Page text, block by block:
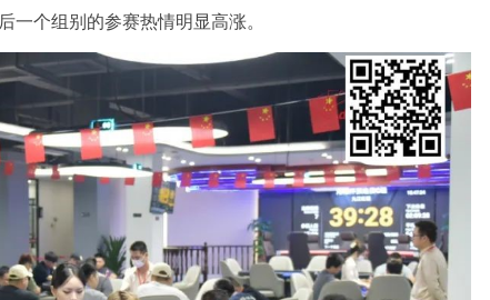
一个组别的参赛热情明显高涨。